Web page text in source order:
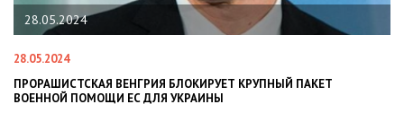
28.05.2024
28.05.2024
ПРОРАШИСТСКАЯ ВЕНГРИЯ БЛОКИРУЕТ КРУПНЫЙ ПАКЕТ
ВОЕННОЙ ПОМОЩИ ЕС ДЛЯ УКРАИНЫ